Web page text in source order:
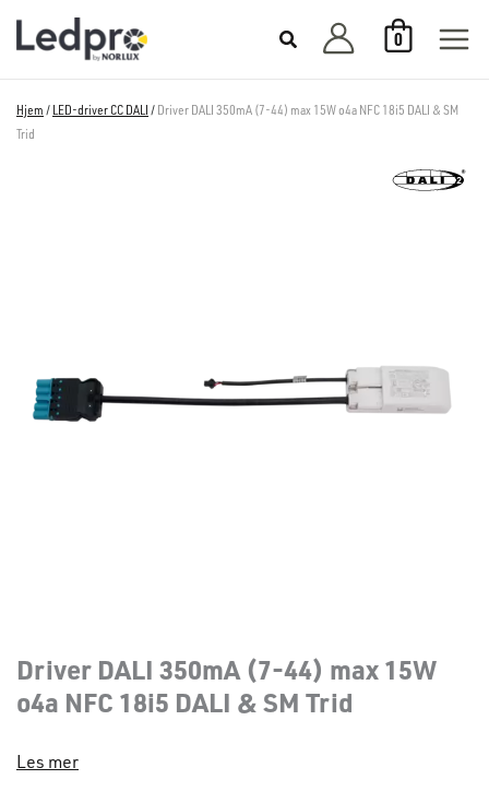
rett
0
Hjem / LED-driver CC DALI / Driver DALI 350mA (7-44) max 15W o4a NFC 18i5 DALI & SM
Trid
Driver DALI 350mA (7-44) max 15W
o4a NFC 18i5 DALI & SM Trid
Les mer